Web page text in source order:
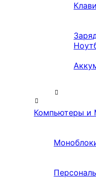
Компьютеры и